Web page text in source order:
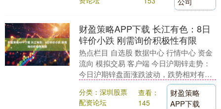
财盈策略APP下载 长江有色：8日
锌价小跌 刚需询价积极性有限
热点栏目 自选股 数据中心 行情中心 资金
流向 模拟交易 客户端 今日沪期锌走势：
今日沪期锌盘面涨跌波动，跌势相对有
限，沪锌2509主力合约开盘价22525元/....
分类：深圳股票
配资论坛
查看：
145
财盈策略
APP下载